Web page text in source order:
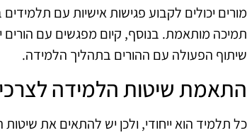
מורים יכולים לקבוע פגישות אישיות עם
תמיכה מותאמת. בנוסף, קיום מפגשים עם
שיתוף הפעולה עם ההורים בתהליך הלמידה.
התאמת שיטות הלמידה
כל תלמיד הוא ייחודי, ולכן יש להתאים את